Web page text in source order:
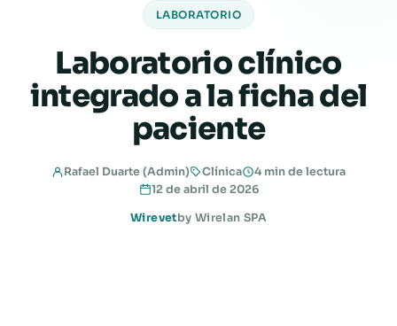
LABORATORIO
Laboratorio clínico
integrado a la ficha del
paciente
Rafael Duarte (Admin) Clínica
4 min de lectura
12 de abril de 2026
Wirevetby Wirelan SPA